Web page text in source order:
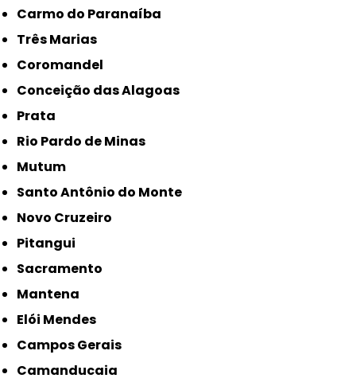
Carmo do Paranaíba
Três Marias
Coromandel
Conceição das Alagoas
Prata
Rio Pardo de Minas
Mutum
Santo Antônio do Monte
Novo Cruzeiro
Pitangui
Sacramento
Mantena
Elói Mendes
Campos Gerais
Camanducaia